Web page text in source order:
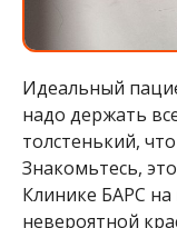
Идеальный
надо держать
толстенький,
Знакомьтесь,
Клинике БАРС на
невероятной